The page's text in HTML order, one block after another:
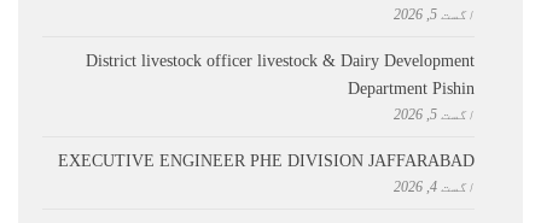
اگست 5, 2026
District livestock officer livestock & Dairy Development
Department Pishin
اگست 5, 2026
EXECUTIVE ENGINEER PHE DIVISION JAFFARABAD
اگست 4, 2026